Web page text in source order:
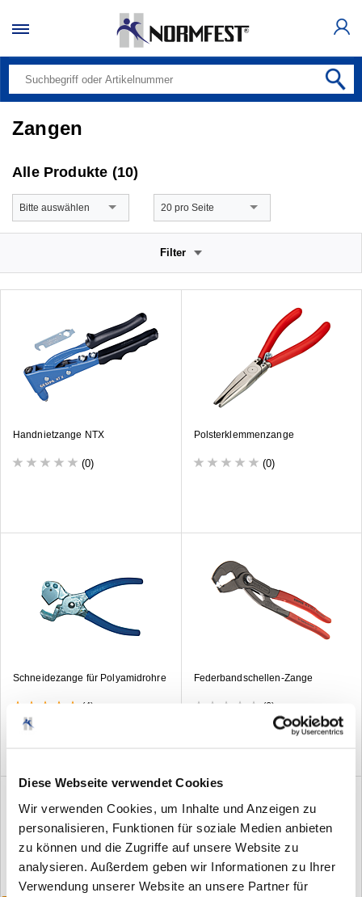
Diese Webseite verwendet Cookies
Wir verwenden Cookies, um Inhalte und Anzeigen zu
personalisieren, Funktionen für soziale Medien anbieten
zu können und die Zugriffe auf unsere Website zu
analysieren. Außerdem geben wir Informationen zu Ihrer
Verwendung unserer Website an unsere Partner für
Zangen
Alle Produkte (10)
Bitte auswählen 20 pro Seite
Filter
Handnietzange NTX
(0)
Polsterklemmenzange
(0)
Schneidezange für Polyamidrohre
(4)
Federbandschellen-Zange
(0)